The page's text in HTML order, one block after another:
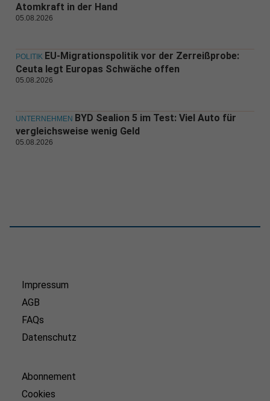
Atomkraft in der Hand
05.08.2026
POLITIK EU-Migrationspolitik vor der Zerreißprobe:
Ceuta legt Europas Schwäche offen
05.08.2026
UNTERNEHMEN BYD Sealion 5 im Test: Viel Auto für
vergleichsweise wenig Geld
05.08.2026
Impressum
AGB
FAQs
Datenschutz
Abonnement
Cookies